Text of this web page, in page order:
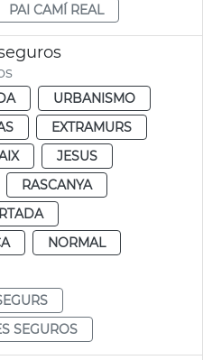
PAI CAMÍ REAL
URBANISMO
EXTRAMURS
JESUS
RASCANYA
NORMAL
SEGUROS